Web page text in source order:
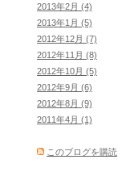
2013年2月 (4)
2013年1月 (5)
2012年12月 (7)
2012年11月 (8)
2012年10月 (5)
2012年9月 (6)
2012年8月 (9)
2011年4月 (1)
このブログを購読